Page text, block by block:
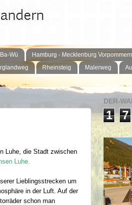
Wü Hamburg - Mecklenburg Vorpommern
Rheinsteig Malerweg
Luhe, die Stadt zwischen
Luhe.
Lieblingsstrecken um
in der Luft. Auf der
schon man
DER-
1 7